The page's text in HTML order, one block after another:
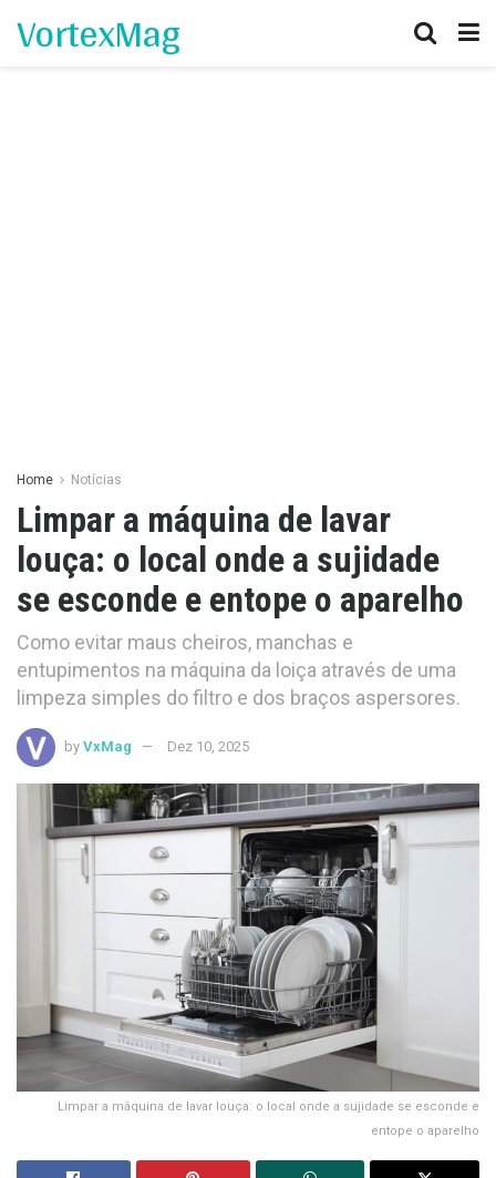
VortexMag
Home Notícias
Limpar a máquina de lavar
louça: o local onde a sujidade
se esconde e entope o aparelho
Como evitar maus cheiros, manchas e
entupimentos na máquina da loiça através de uma
limpeza simples do filtro e dos braços aspersores.
by VxMag Dez 10, 2025
Limpar a máquina de lavar louça: o local onde a sujidade se esconde e
entope o aparelho